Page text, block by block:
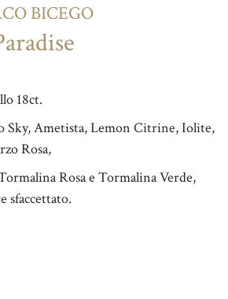
BICEGO
18ct.
Sky, Ametista, Lemon Citrine, Iolite,
Rosa,
Rosa e Tormalina Verde,
sfaccettato.